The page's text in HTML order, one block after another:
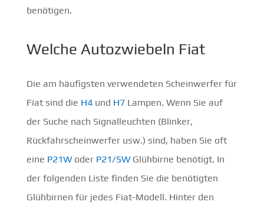
benötigen.
Welche Autozwiebeln Fiat
Die am häufigsten verwendeten Scheinwerfer für
Fiat sind die H4und H7Lampen. Wenn Sie auf
der Suche nach Signalleuchten (Blinker,
Rückfahrscheinwerfer usw.) sind, haben Sie oft
eine P21Woder P21/5WGlühbirne benötigt. In
der folgenden Liste finden Sie die benötigten
Glühbirnen für jedes Fiat-Modell. Hinter den